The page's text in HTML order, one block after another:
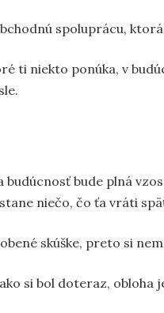
spoluprácu,
ti niekto ponúka, v
bude plná
niečo, čo ťa vráti
skúške, preto si
si bol doteraz, obloha